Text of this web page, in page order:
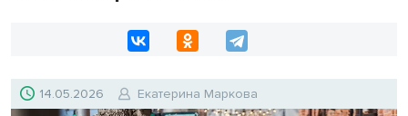
14.05.2026 Екатерина Маркова